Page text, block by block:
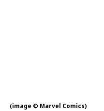
(image © Marvel Comics)